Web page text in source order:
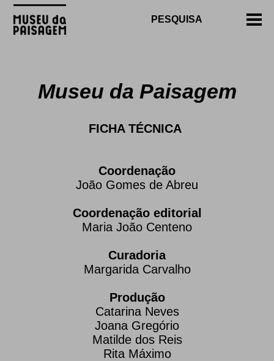
Museu da Paisagem
FICHA TÉCNICA
Coordenação
João Gomes de Abreu
Coordenação editorial
Maria João Centeno
Curadoria
Margarida Carvalho
Produção
Catarina Neves
Joana Gregório
Matilde dos Reis
Rita Máximo